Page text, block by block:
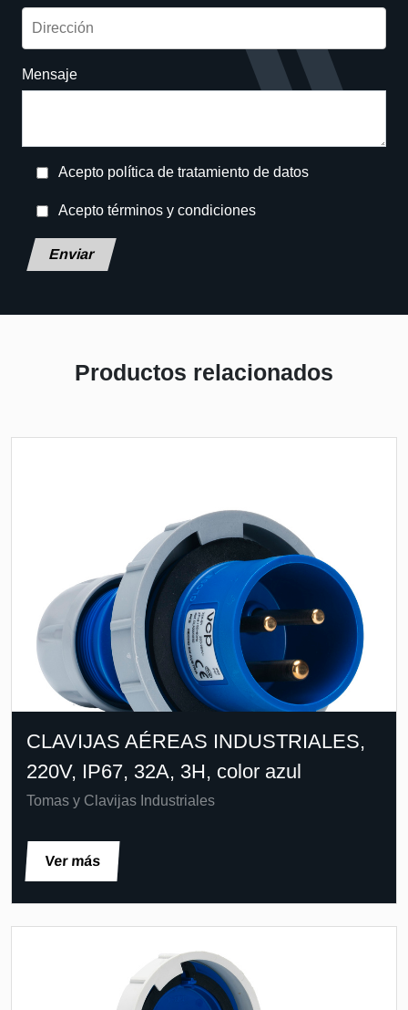
Mensaje
Acepto política de tratamiento de datos
Acepto términos y condiciones
Deja este campo en blanco, por favor.
Productos relacionados
CLAVIJAS AÉREAS INDUSTRIALES,
220V, IP67, 32A, 3H, color azul
Tomas y Clavijas Industriales
Ver más